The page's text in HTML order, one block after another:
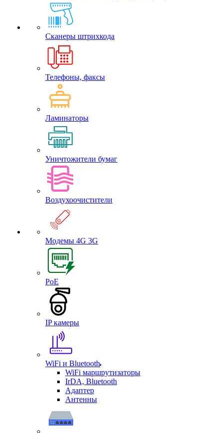
Сканеры штрихкода
Телефоны, факсы
Ламинаторы
Уничтожители бумаг
Воздухоочистители
Модемы 4G 3G
PoE
IP камеры
WiFi и Bluetooth
WiFi маршрутизаторы
IrDA, Bluetooth
Адаптер
Антенны